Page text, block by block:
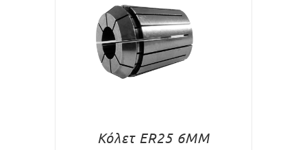
Κόλετ ER25 6MM